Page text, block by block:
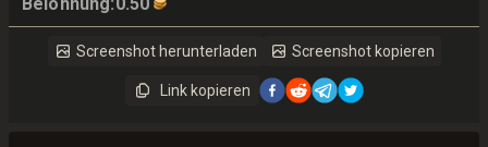
Screenshot herunterladen Screenshot kopieren
Link kopieren